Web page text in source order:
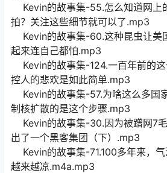
Kevin的故事集-55.怎么知道网上
拍？关注这些细节就可以了.mp3
Kevin的故事集-60.这种昆虫让美
起来连自己都怕.mp3
Kevin的故事集-124.一百年前的
控人的悲欢是如此简单.mp3
Kevin的故事集-57.为啥这么多国
制核扩散的是这个步骤.mp3
Kevin的故事集-30.因为被蹭网7
出了一个黑客集团（下）.mp3
Kevin的故事集-71.100多年来，
越来越凉.m4a.mp3